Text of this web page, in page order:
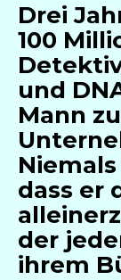
Drei
100
und
Mann
dass er
der
ihrem